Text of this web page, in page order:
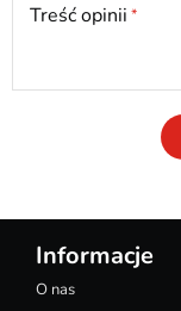
Treść opinii
Informacje
O nas